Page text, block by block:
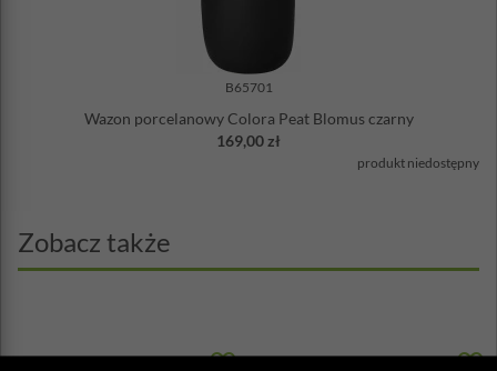
B65701
Wazon porcelanowy Colora Peat Blomus czarny
169,00 zł
produkt niedostępny
Zobacz także